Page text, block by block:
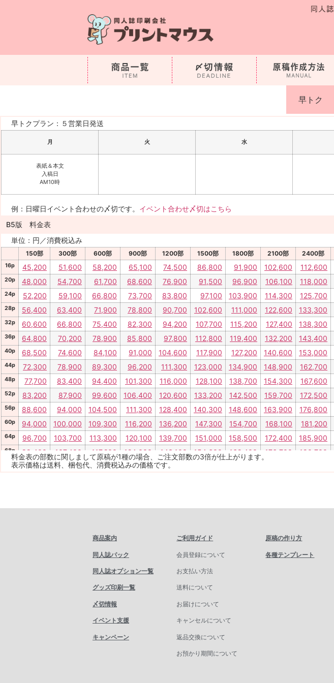
早トク
早トクプラン：５営業日発送
月 火 水
表紙＆本文
入稿日
AM10時
例：日曜日イベント合わせの〆切です。 イベント合わせ〆切はこちら
B5版 料金表
単位：円／消費税込み
150部 300部 600部 900部 1200部 1500部 1800部 2100部 2400部
16p 45,200 51,600 58,200 65,100 74,500 86,800 91,900 102,600 112,600
20p 48,000 54,700 61,700 68,600 76,900 91,500 96,900 106,100 118,000
24p 52,200 59,100 66,800 73,700 83,800 97,100 103,900 114,300 125,700
28p 56,400 63,400 71,900 78,800 90,700 102,600 111,000 122,600 133,300
32p 60,600 66,800 75,400 82,300 94,200 107,700 115,200 127,400 138,300
36p 64,800 70,200 78,900 85,800 97,800 112,800 119,400 132,200 143,400
40p 68,500 74,600 84,100 91,000 104,600 117,900 127,200 140,600 153,000
44p 72,300 78,900 89,300 96,200 111,300 123,000 134,900 148,900 162,700
48p 77,700 83,400 94,400 101,300 116,000 128,100 138,700 154,300 167,600
52p 83,200 87,900 99,600 106,400 120,600 133,200 142,500 159,700 172,500
56p 88,600 94,000 104,500 111,300 128,400 140,300 148,600 163,900 176,800
60p 94,000 100,000 109,300 116,200 136,200 147,300 154,700 168,100 181,200
64p 96,700 103,700 113,300 120,100 139,700 151,000 158,500 172,400 185,900
68p 99,400 107,400 117,200 124,000 143,100 154,600 162,400 176,700 190,700
料金表の部数に関しまして原稿が1種の場合、ご注文部数の3倍が仕上がります。
表示価格は送料、梱包代、消費税込みの価格です。
商品案内
同人誌パック
同人誌オプション一覧
グッズ印刷一覧
〆切情報
イベント支援
キャンペーン
ご利用ガイド
会員登録について
お支払い方法
送料について
お届けについて
キャンセルについて
返品交換について
お預かり期間について
原稿の作り方
各種テンプレート